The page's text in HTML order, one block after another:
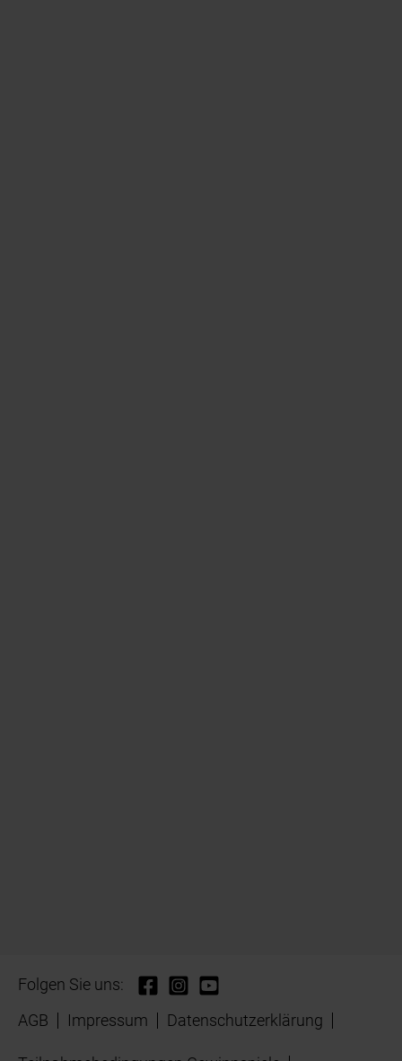
Folgen Sie uns:
AGB
Impressum Datenschutzerklärung